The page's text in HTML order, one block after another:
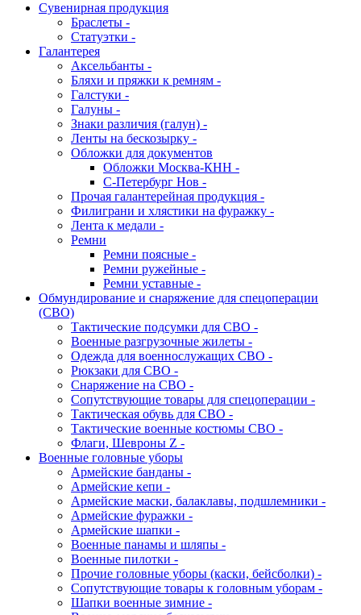
Сувенирная продукция
Браслеты -
Статуэтки -
Галантерея
Аксельбанты -
Бляхи и пряжки к ремням -
Галстуки -
Галуны -
Знаки различия (галун) -
Ленты на бескозырку -
Обложки для документов
Обложки Москва-КНН -
С-Петербург Нов -
Прочая галантерейная продукция -
Филиграни и хлястики на фуражку -
Лента к медали -
Ремни
Ремни поясные -
Ремни ружейные -
Ремни уставные -
Обмундирование и снаряжение для спецоперации
(СВО)
Тактические подсумки для СВО -
Военные разгрузочные жилеты -
Одежда для военнослужащих СВО -
Рюкзаки для СВО -
Снаряжение на СВО -
Сопутствующие товары для спецоперации -
Тактическая обувь для СВО -
Тактические военные костюмы СВО -
Флаги, Шевроны Z -
Военные головные уборы
Армейские банданы -
Армейские кепи -
Армейские маски, балаклавы, подшлемники -
Армейские фуражки -
Армейские шапки -
Военные панамы и шляпы -
Военные пилотки -
Прочие головные уборы (каски, бейсболки) -
Сопутствующие товары к головным уборам -
Шапки военные зимние -